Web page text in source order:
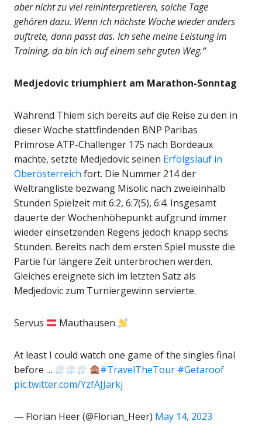
aber nicht zu viel reininterpretieren, solche Tage
gehören dazu. Wenn ich nächste Woche wieder anders
auftrete, dann passt das. Ich sehe meine Leistung im
Training, da bin ich auf einem sehr guten Weg.“
Medjedovic triumphiert am Marathon-Sonntag
Während Thiem sich bereits auf die Reise zu den in
dieser Woche stattfindenden BNP Paribas
Primrose ATP-Challenger 175 nach Bordeaux
machte, setzte Medjedovic seinen Erfolgslauf in
Oberösterreich fort. Die Nummer 214 der
Weltrangliste bezwang Misolic nach zweieinhalb
Stunden Spielzeit mit 6:2, 6:7(5), 6:4. Insgesamt
dauerte der Wochenhöhepunkt aufgrund immer
wieder einsetzenden Regens jedoch knapp sechs
Stunden. Bereits nach dem ersten Spiel musste die
Partie für längere Zeit unterbrochen werden.
Gleiches ereignete sich im letzten Satz als
Medjedovic zum Turniergewinn servierte.
Servus Mauthausen
At least I could watch one game of the singles final
before …
#TravelTheTour #Getaroof
pic.twitter.com/YzfAJJarkj
— Florian Heer (@Florian_Heer) May 14, 2023